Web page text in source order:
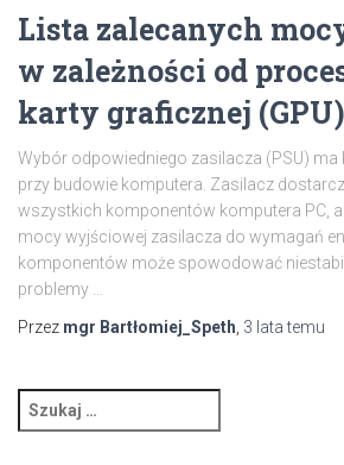
Lista zalecanych
w zależności od
karty graficznej (GPU)
Wybór odpowiedniego zasilacza (PSU) ma
przy budowie komputera. Zasilacz
wszystkich komponentów komputera PC,
mocy wyjściowej zasilacza do wymagań
komponentów może spowodować
problemy …
Przez mgr Bartłomiej_Speth 3 latatemu
z